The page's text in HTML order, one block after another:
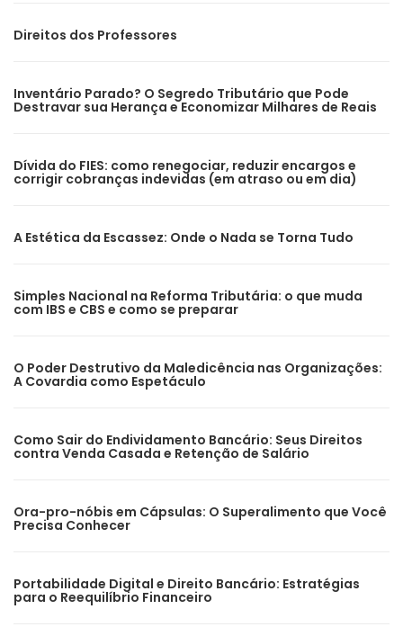
Direitos dos Professores
Inventário Parado? O Segredo Tributário que Pode
Destravar sua Herança e Economizar Milhares de Reais
Dívida do FIES: como renegociar, reduzir encargos e
corrigir cobranças indevidas (em atraso ou em dia)
A Estética da Escassez: Onde o Nada se Torna Tudo
Simples Nacional na Reforma Tributária: o que muda
com IBS e CBS e como se preparar
O Poder Destrutivo da Maledicência nas Organizações:
A Covardia como Espetáculo
Como Sair do Endividamento Bancário: Seus Direitos
contra Venda Casada e Retenção de Salário
Ora-pro-nóbis em Cápsulas: O Superalimento que Você
Precisa Conhecer
Portabilidade Digital e Direito Bancário: Estratégias
para o Reequilíbrio Financeiro